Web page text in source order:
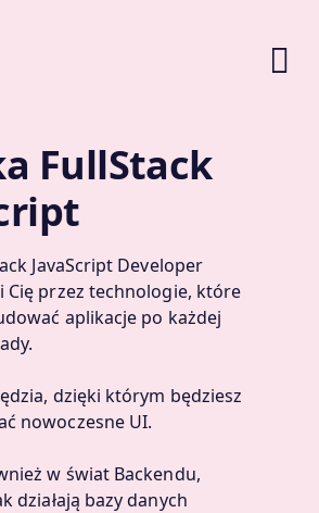
FullStack
JavaScript Developer
Cię przez technologie, które
aplikacje po każdej
dzięki którym będziesz
nowoczesne UI.
w świat Backendu,
działają bazy danych